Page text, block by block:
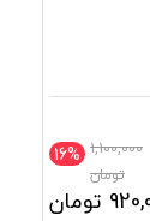
16% 1,100,000
تومان
تومان